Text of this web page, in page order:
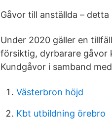
Gåvor till anställda –
Under 2020 gäller en
försiktig, dyrbarare gåvor
Kundgåvor i samband
Västerbron höjd
Kbt utbildning örebro